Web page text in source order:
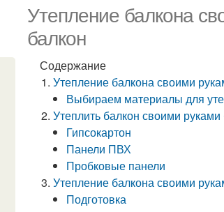
Утепление балкона
балкон
Содержание
Утепление балкона своими
Выбираем материалы для
Утеплить балкон своими
Гипсокартон
Панели ПВХ
Пробковые панели
Утепление балкона своими
Подготовка